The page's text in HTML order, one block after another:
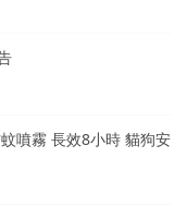
噴霧 長效8小時 貓狗安